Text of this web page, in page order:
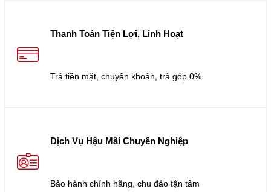
Thanh Toán Tiện Lợi, Linh Hoạt
Trả tiền mặt, chuyển khoản, trả góp 0%
Dịch Vụ Hậu Mãi Chuyên Nghiệp
Bảo hành chính hãng, chu đáo tận tâm